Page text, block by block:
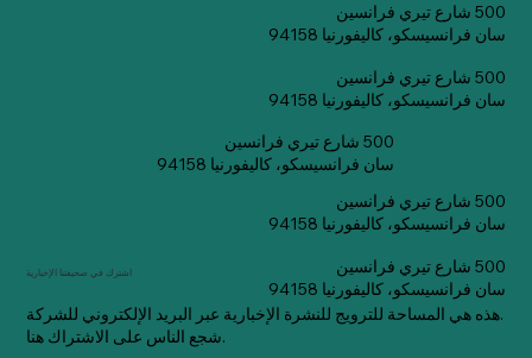
500 شارع تيري فرانسين
سان فرانسيسكو، كاليفورنيا 94158
500 شارع تيري فرانسين
سان فرانسيسكو، كاليفورنيا 94158
500 شارع تيري فرانسين
سان فرانسيسكو، كاليفورنيا 94158
500 شارع تيري فرانسين
سان فرانسيسكو، كاليفورنيا 94158
500 شارع تيري فرانسين
سان فرانسيسكو، كاليفورنيا 94158
اشترك في صحيفتنا الإخبارية
هذه هي المساحة للترويج للنشرة الإخبارية عبر البريد الإلكتروني للشركة.
شجع الناس على الاشتراك هنا.